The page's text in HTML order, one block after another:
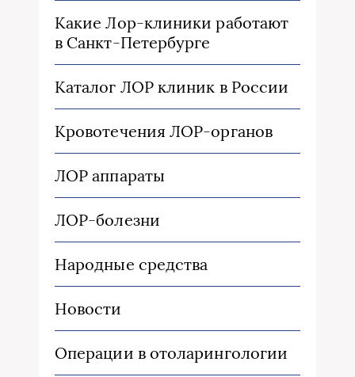
Какие Лор-клиники работают
в Санкт-Петербурге
Каталог ЛОР клиник в России
Кровотечения ЛОР-органов
ЛОР аппараты
ЛОР-болезни
Народные средства
Новости
Операции в отоларингологии